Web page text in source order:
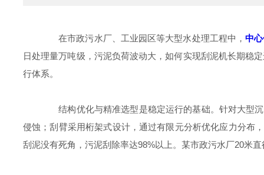
在市政污水厂、工业园区等大型水处理工程中，中
日处理量万吨级，污泥负荷波动大，如何实现刮泥机长期稳
行体系。
结构优化与精准选型是稳定运行的基础。针对大型沉
侵蚀；刮臂采用桁架式设计，通过有限元分析优化应力分布
刮泥没有死角，污泥刮除率达98%以上。某市政污水厂20米